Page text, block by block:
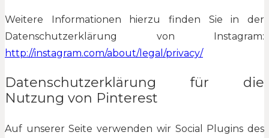
Weitere Informationen hierzu finden Sie in der
Datenschutzerklärung von Instagram:
http://instagram.com/about/legal/privacy/
Datenschutzerklärung für die
Nutzung von Pinterest
Auf unserer Seite verwenden wir Social Plugins des